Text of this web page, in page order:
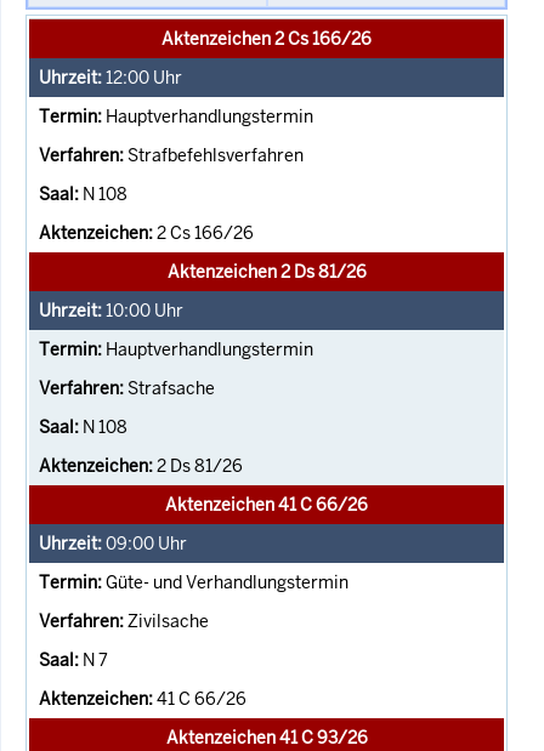
Aktenzeichen 2 Cs 166/26
12:00 Uhr
Hauptverhandlungstermin
Strafbefehlsverfahren
N 108
2 Cs 166/26
Aktenzeichen 2 Ds 81/26
10:00 Uhr
Hauptverhandlungstermin
Strafsache
N 108
2 Ds 81/26
Aktenzeichen 41 C 66/26
09:00 Uhr
Güte- und Verhandlungstermin
Zivilsache
N 7
41 C 66/26
Aktenzeichen 41 C 93/26